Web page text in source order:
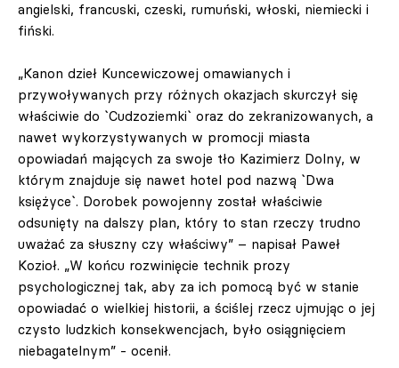
angielski, francuski, czeski, rumuński, włoski, niemiecki i
fiński.
„Kanon dzieł Kuncewiczowej omawianych i
przywoływanych przy różnych okazjach skurczył się
właściwie do `Cudzoziemki` oraz do zekranizowanych, a
nawet wykorzystywanych w promocji miasta
opowiadań mających za swoje tło Kazimierz Dolny, w
którym znajduje się nawet hotel pod nazwą `Dwa
księżyce`. Dorobek powojenny został właściwie
odsunięty na dalszy plan, który to stan rzeczy trudno
uważać za słuszny czy właściwy” – napisał Paweł
Kozioł. „W końcu rozwinięcie technik prozy
psychologicznej tak, aby za ich pomocą być w stanie
opowiadać o wielkiej historii, a ściślej rzecz ujmując o jej
czysto ludzkich konsekwencjach, było osiągnięciem
niebagatelnym” - ocenił.